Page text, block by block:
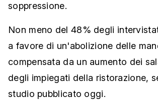
soppressione.
Non meno del 48% degli
a favore di un'abolizione delle
compensata da un aumento dei
degli impiegati della ristorazione,
studio pubblicato oggi.